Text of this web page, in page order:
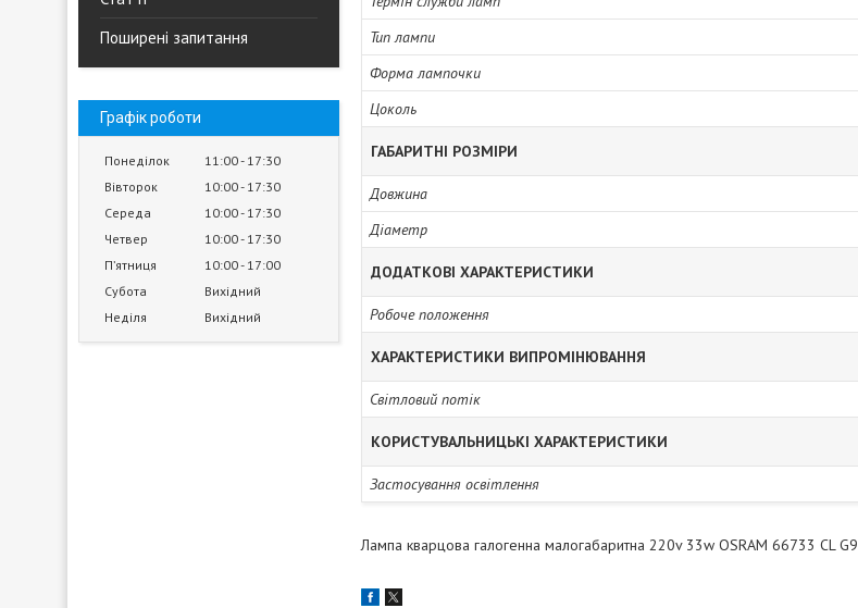
Поширені запитання
Графік роботи
Понеділок 11:00 17:30
Вівторок
10:00 17:30
Середа
10:00 17:30
Четвер
10:00 17:30
Пʼятниця
10:00 17:00
Субота
Вихідний
Неділя
Вихідний
Тип лампи
Форма лампочки
Цоколь
ГАБАРИТНІ РОЗМІРИ
Довжина
Діаметр
ДОДАТКОВІ ХАРАКТЕРИСТИКИ
Робоче положення
ХАРАКТЕРИСТИКИ ВИПРОМІНЮВАННЯ
Світловий потік
КОРИСТУВАЛЬНИЦЬКІ ХАРАКТЕРИСТИКИ
Застосування освітлення
Лампа кварцова галогенна малогабаритна 220v 33w OSRAM 66733 CL G9